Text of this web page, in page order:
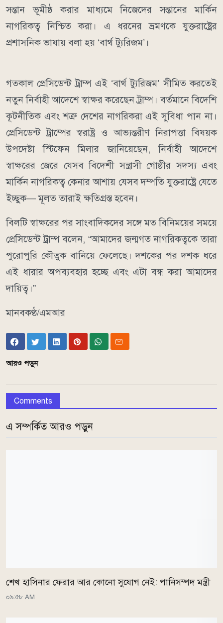
সন্তান ভূমীষ্ঠ করার মাধ্যমে নিজেদের সন্তানের মার্কিন
নাগরিকত্ব নিশ্চিত করা। এ ধরনের ভ্রমণকে যুক্তরাষ্ট্রের
প্রশাসনিক ভাষায় বলা হয় ‘বার্থ ট্যুরিজম’।
গতকাল প্রেসিডেন্ট ট্রাম্প এই ‘বার্থ ট্যুরিজম’ সীমিত করতেই
নতুন নির্বাহী আদেশে স্বাক্ষর করেছেন ট্রাম্প। বর্তমানে বিদেশি
কূটনীতিক এবং শত্রু দেশের নাগরিকরা এই সুবিধা পান না।
প্রেসিডেন্ট ট্রাম্পের স্বরাষ্ট্র ও আভ্যন্তরীণ নিরাপত্তা বিষয়ক
উপদেষ্টা স্টিফেন মিলার জানিয়েছেন, নির্বাহী আদেশে
স্বাক্ষরের জেরে যেসব বিদেশী সন্ত্রাসী গোষ্ঠীর সদস্য এবং
মার্কিন নাগরিকত্ব কেনার আশায় যেসব দম্পতি যুক্তরাষ্ট্রে যেতে
ইচ্ছুক— মূলত তারাই ক্ষতিগ্রস্ত হবেন।
বিলটি স্বাক্ষরের পর সাংবাদিকদের সঙ্গে মত বিনিময়ের সময়ে
প্রেসিডেন্ট ট্রাম্প বলেন, “আমাদের জন্মগত নাগরিকত্বকে তারা
পুরোপুরি কৌতুক বানিয়ে ফেলেছে। দশকের পর দশক ধরে
এই ধারার অপব্যবহার হচ্ছে এবং এটা বন্ধ করা আমাদের
দায়িত্ব।”
মানবকণ্ঠ/এমআর
আরও পড়ুন
Comments
এ সম্পর্কিত আরও পড়ুন
শেখ হাসিনার ফেরার আর কোনো সুযোগ নেই: পানিসম্পদ মন্ত্রী
০৯:৫৮ AM